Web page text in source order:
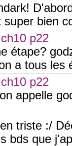
super bien
ch10 p22
étape?
a tous
ch10 p22
appelle
triste :/
bds que